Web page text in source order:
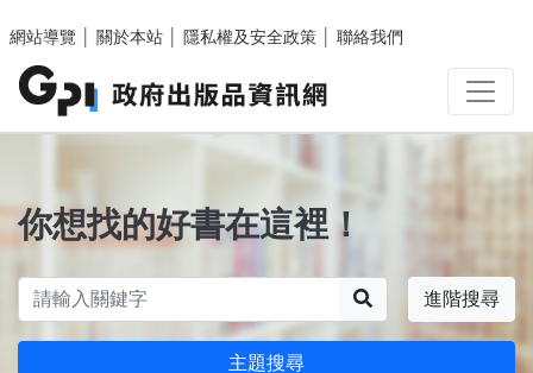
網站導覽
關於本站 隱私權及安全政策 聯絡我們
你想找的好書在這裡！
進階搜尋
主題搜尋